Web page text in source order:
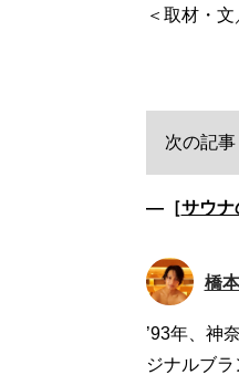
＜取材・
次の記事
―［サウナ
橋
’93年、神
ジナルブ